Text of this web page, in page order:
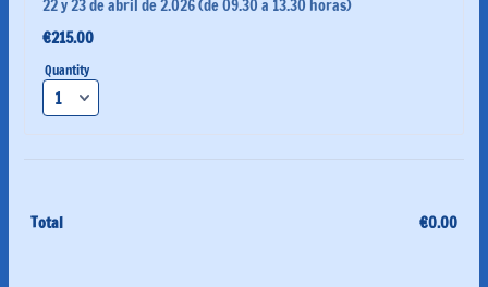
22 y 23 de abril de 2.026 (de 09.30 a 13.30 horas)
€215.00
€215.00
Quantity
Total €0.00